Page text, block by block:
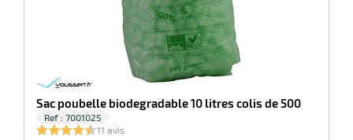
Sac poubelle biodegradable 10 litres colis de 500
Ref : 7001025
11 avis